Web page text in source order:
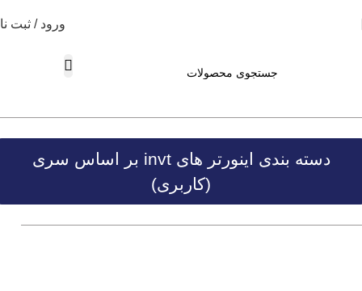
ورود / ثبت
دسته بندی اینورتر های invt بر اساس سری
(کاربری)